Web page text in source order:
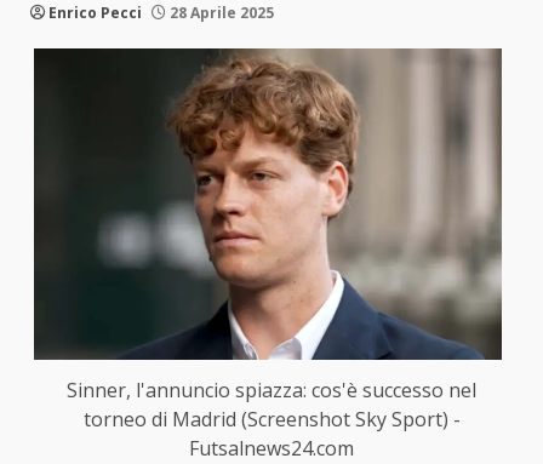
Enrico Pecci 28 Aprile 2025
Sinner, l'annuncio spiazza: cos'è successo nel
torneo di Madrid (Screenshot Sky Sport) -
Futsalnews24.com